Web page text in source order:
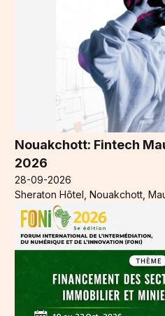
Nouakchott: Fintech
2026
28-09-2026
Sheraton Hôtel, Nouakchott,